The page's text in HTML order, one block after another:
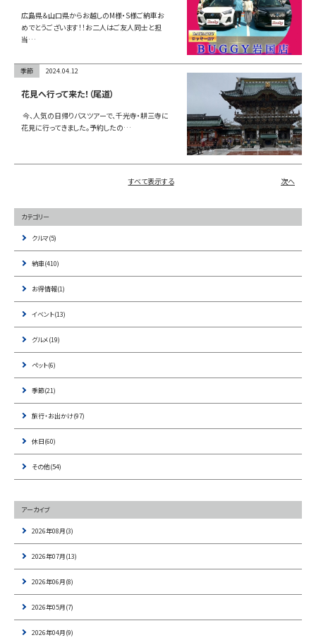
広島県＆山口県からお越しのM様・S様ご納車お
めでとうございます！！お二人はご友人同士と担
当…
季節 2024.04.12
花見へ行って来た！（尾道）
今、人気の日帰りバスツアーで、千光寺・耕三寺に
花見に行ってきました。予約したの…
すべて表示する 次へ
カテゴリー
クルマ(5)
納車(410)
お得情報(1)
イベント(13)
グルメ(19)
ペット(6)
季節(21)
旅行・お出かけ(97)
休日(60)
その他(54)
アーカイブ
2026年08月(3)
2026年07月(13)
2026年06月(8)
2026年05月(7)
2026年04月(9)